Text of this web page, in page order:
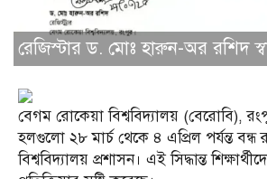
রেজিস্টার ড. মোঃ হারুন-অর রশিদ
বেগম রোকেয়া বিশ্ববিদ্যালয় (বেরোবি),
হলগুলো ২৮ মার্চ থেকে ৪ এপ্রিল পর্যন্ত বন্ধ
বিশ্ববিদ্যালয় প্রশাসন। এই সিদ্ধান্ত